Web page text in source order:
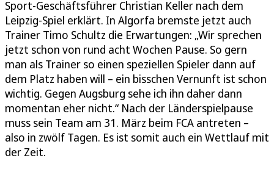
Sport-Geschäftsführer Christian Keller nach dem
Leipzig-Spiel erklärt. In Algorfa bremste jetzt auch
Trainer Timo Schultz die Erwartungen: „Wir sprechen
jetzt schon von rund acht Wochen Pause. So gern
man als Trainer so einen speziellen Spieler dann auf
dem Platz haben will – ein bisschen Vernunft ist schon
wichtig. Gegen Augsburg sehe ich ihn daher dann
momentan eher nicht.“ Nach der Länderspielpause
muss sein Team am 31. März beim FCA antreten –
also in zwölf Tagen. Es ist somit auch ein Wettlauf mit
der Zeit.